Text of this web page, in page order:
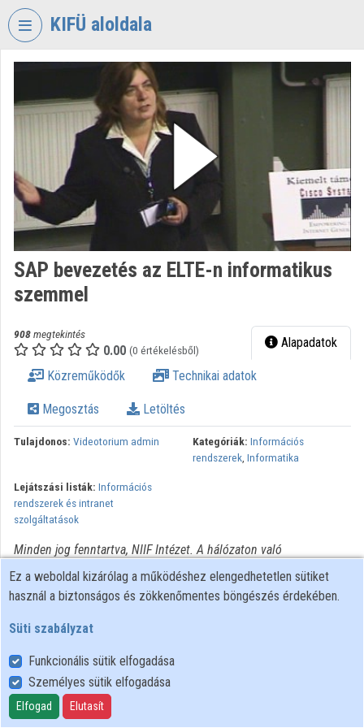
Fejléc kihagyása
KIFÜ aloldala
TORIUM
KORMÁNYZATI
INFORMATIKAI
FEJLESZTÉSI
ÜGYNÖKSÉG
Intézményi kezdőlap
Bejelentkezés
Intézményi felfedezés
Intézményi listák
Intézmények
Közreműködők
SAP bevezetés az ELTE-n informatikus
szemmel
908megtekintés
0.00 (0 értékelésből) Alapadatok
Közreműködők Technikai adatok
Megosztás Letöltés
Tulajdonos: Videotorium admin Kategóriák: Információs
rendszerek, Informatika
Lejátszási listák: Információs
rendszerek és intranet
szolgáltatások
Minden jog fenntartva, NIIF Intézet. A hálózaton való
újrapublikálás és kereskedelmi forgalomba hozatal szigorúan
tilos! Egyéb célú felhasználás a jogtulajdonos(ok) engedélyéhez
Felhasználói szabályzat
Adatkezelési tájékoztató
Süti szabályzat
Ez a weboldal kizárólag a működéshez elengedhetetlen sütiket
használ a biztonságos és zökkenőmentes böngészés érdekében.
Süti szabályzat
Funkcionális sütik elfogadása
Személyes sütik elfogadása
Elfogad Elutasít